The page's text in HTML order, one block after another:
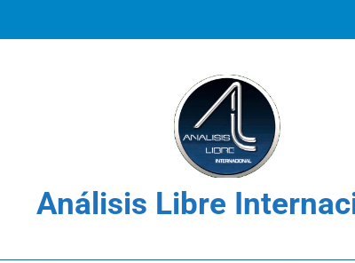
Los derechos de las
Venezuela: Plan Integral
Análisis Libre